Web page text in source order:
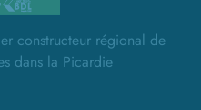
constructeur régional de
dans la Picardie